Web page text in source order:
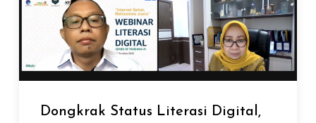
Dongkrak Status Literasi Digital,